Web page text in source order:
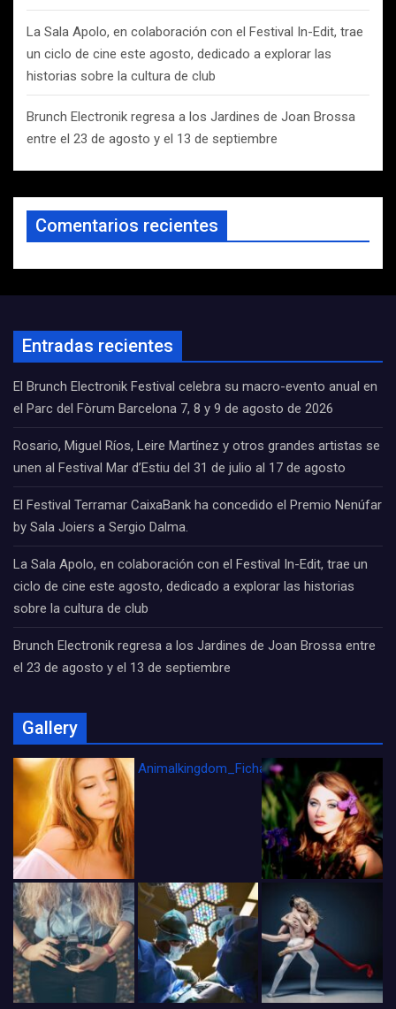
La Sala Apolo, en colaboración con el Festival In-Edit, trae
un ciclo de cine este agosto, dedicado a explorar las
historias sobre la cultura de club
Brunch Electronik regresa a los Jardines de Joan Brossa
entre el 23 de agosto y el 13 de septiembre
Comentarios recientes
Entradas recientes
El Brunch Electronik Festival celebra su macro-evento anual en
el Parc del Fòrum Barcelona 7, 8 y 9 de agosto de 2026
Rosario, Miguel Ríos, Leire Martínez y otros grandes artistas se
unen al Festival Mar d’Estiu del 31 de julio al 17 de agosto
El Festival Terramar CaixaBank ha concedido el Premio Nenúfar
by Sala Joiers a Sergio Dalma.
La Sala Apolo, en colaboración con el Festival In-Edit, trae un
ciclo de cine este agosto, dedicado a explorar las historias
sobre la cultura de club
Brunch Electronik regresa a los Jardines de Joan Brossa entre
el 23 de agosto y el 13 de septiembre
Gallery
Animalkingdom_FichaCine